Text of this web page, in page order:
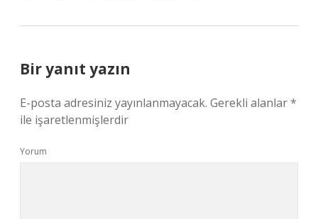
Bir yanıt yazın
E-posta adresiniz yayınlanmayacak. Gerekli alanlar*
ile işaretlenmişlerdir
Yorum